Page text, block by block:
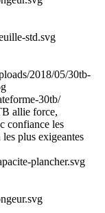
std.svg
2018/05/30tb-
30tb/
allie force,
confiance les
plus exigeantes
plancher.svg